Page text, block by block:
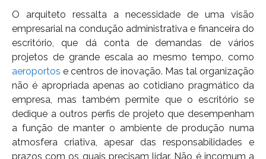
O arquiteto ressalta a necessidade de uma visão
empresarial na condução administrativa e financeira do
escritório, que dá conta de demandas de vários
projetos de grande escala ao mesmo tempo, como
aeroportos e centros de inovação. Mas tal organização
não é apropriada apenas ao cotidiano pragmático da
empresa, mas também permite que o escritório se
dedique a outros perfis de projeto que desempenham
a função de manter o ambiente de produção numa
atmosfera criativa, apesar das responsabilidades e
prazos com os quais precisam lidar. Não é incomum a